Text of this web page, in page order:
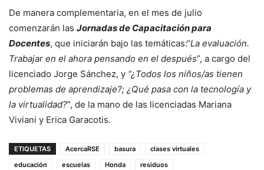
De manera complementaria, en el mes de julio
comenzarán las Jornadas de Capacitación para
Docentes, que iniciarán bajo las temáticas:“La evaluación.
Trabajar en el ahora pensando en el después”, a cargo del
licenciado Jorge Sánchez, y “¿Todos los niños/as tienen
problemas de aprendizaje?; ¿Qué pasa con la tecnología y
la virtualidad?”, de la mano de las licenciadas Mariana
Viviani y Erica Garacotis.
ETIQUETAS AcercaRSE basura
clases virtuales
educación
escuelas Honda residuos